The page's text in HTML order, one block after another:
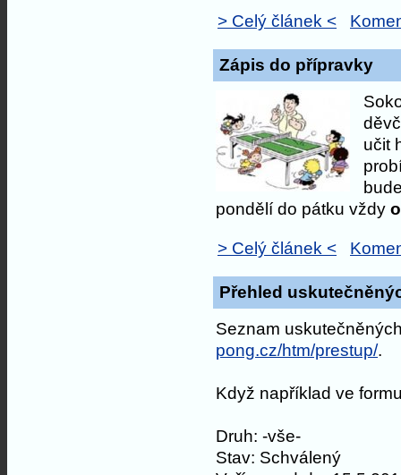
> Celý článek <
Zápis do přípravky
učit
pondělí do pátku vždy
> Celý článek <
Přehled
Seznam
pong.cz/htm/prestup/.
Když například ve
Druh: -vše-
Stav: Schválený